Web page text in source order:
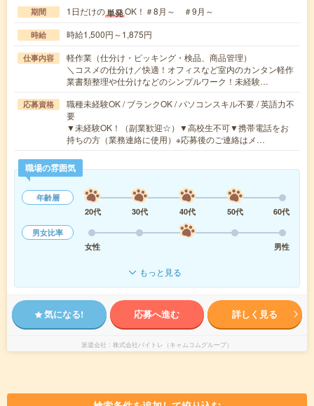
期間 1日だけの単発OK！＃8月～ ＃9月～
時給 時給1,500円～1,875円
仕事内容
軽作業（仕分け・ピッキング・検品、商品管理）
＼コスメの仕分け／快適！オフィスなど室内のカンタン軽作
業書類整理や仕分けなどのシンプルワーク！未経験…
応募資格
職種未経験OK / ブランクOK / パソコンスキル不要 / 英語力不
要
▼未経験OK！（副業歓迎☆）▼高校生不可▼携帯電話をお
持ちの方（業務連絡に使用）※応募後のご連絡はメ…
職場の雰囲気
年齢層
20代
30代 40代 50代
60代
男女比率
女性
男性
もっと見る
気になる! 応募へ進む 詳しく見る
派遣会社 株式会社バイトレ（キャムコムグループ）